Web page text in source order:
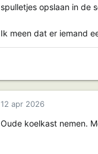
spulletjes opslaan in de
Ik meen dat er iemand
12 apr 2026
Oude koelkast nemen.